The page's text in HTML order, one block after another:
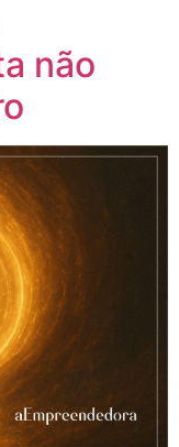
não